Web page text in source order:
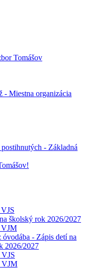
Tomášov
- Miestna organizácia
- Základná
školský rok 2026/2027
VJM
óvodába - Zápis detí na
2026/2027
VJS
VJM